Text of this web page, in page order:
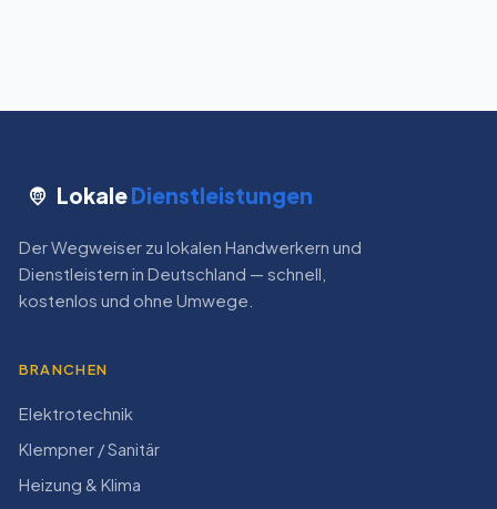
LokaleDienstleistungen
Der Wegweiser zu lokalen Handwerkern und
Dienstleistern in Deutschland — schnell,
kostenlos und ohne Umwege.
BRANCHEN
Elektrotechnik
Klempner / Sanitär
Heizung & Klima